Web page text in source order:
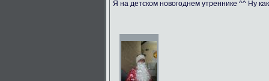
Я на детском новогоднем утреннике ^^ Ну